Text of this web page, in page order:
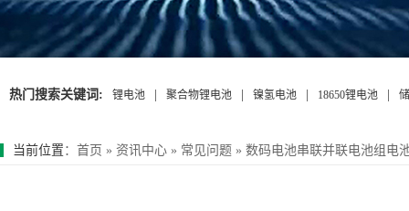
热门搜索关键词: 锂电池 聚合物锂电池 镍氢电池 18650锂电池
当前位置 ： 首页 » 资讯中心 » 常见问题 » 数码电池串联并联电池组电